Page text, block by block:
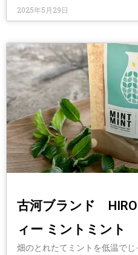
2025年5月29日
古河ブランド
ィー ミントミント
畑のとれたてミントを低温で